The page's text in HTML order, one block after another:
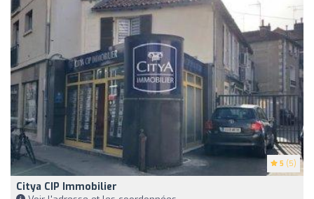
5 (5)
Citya CIP Immobilier